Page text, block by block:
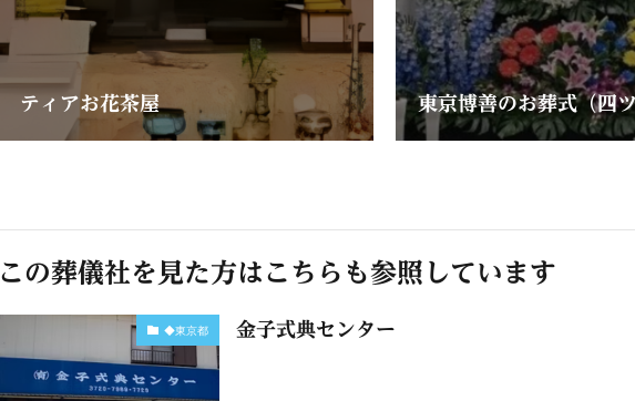
ティアお花茶屋 東京博善のお葬式（四
この葬儀社を見た方はこちらも参照しています
◆東京都 金子式典センター